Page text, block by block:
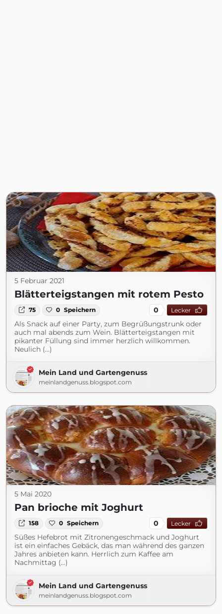
5 Februar 2021
Blätterteigstangen mit rotem Pesto
75 0 Speichern 0 Lecker
Als Snack auf einer Party, zum Begrüßungstrunk oder
auch mal abends zum Wein. Blätterteigstangen mit
pikanter Füllung sind immer herzlich willkommen.
Neulich (...)
Mein Land und Gartengenuss
meinlandgenuss.blogspot.com
5 Mai 2020
Pan brioche mit Joghurt
158 0 Speichern 0 Lecker
Süßes Hefebrot mit Zitronengeschmack und Joghurt
ist ein einfaches Gebäck, das man während des ganzen
Jahres anbieten kann. Herrlich zum Kaffee am
Nachmittag (...)
Mein Land und Gartengenuss
meinlandgenuss.blogspot.com